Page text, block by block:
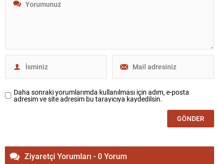
Daha sonraki yorumlarımda kullanılması için adım, e-posta
adresim ve site adresim bu tarayıcıya kaydedilsin.
Ziyaretçi Yorumları - 0 Yorum